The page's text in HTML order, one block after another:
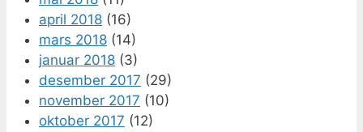
april 2018 (16)
mars 2018 (14)
januar 2018 (3)
desember 2017 (29)
november 2017 (10)
oktober 2017 (12)